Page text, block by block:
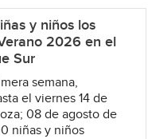
y niños los
2026 en el
Sur
semana,
el viernes 14 de
08 de agosto de
niñas y niños